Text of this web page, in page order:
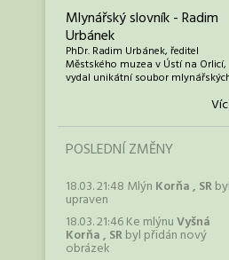
Mlynářský slovník - Radim
Urbánek
PhDr. Radim Urbánek, ředitel
Městského muzea v Ústí na Orlicí,
vydal unikátní soubor
POSLEDNÍ ZMĚNY
18.03. 21:48 Mlýn Korňa , SRbyl
upraven
18.03. 21:46 Ke mlýnuVyšná
Korňa , SRbyl přidán nový
obrázek